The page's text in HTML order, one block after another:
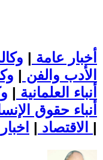
أخبار عامة |
الأدب والفن |
أنباء العلمانية |
أنباء حقوق
الاقتصاد | |